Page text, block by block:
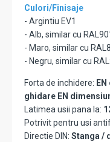
Culori/Finisaje
- Argintiu EV1
- Alb, similar cu
- Maro, similar cu
- Negru, similar cu
Forta de inchidere:
ghidare EN
Latimea usii pana la:
Potrivit pentru usi
Directie DIN: Stanga /